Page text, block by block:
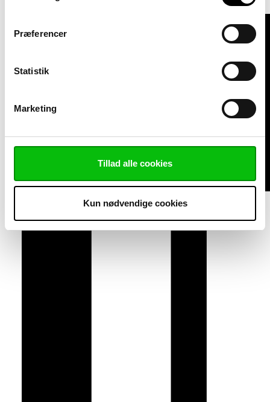
Præferencer
Statistik
Marketing
Tillad alle cookies
Kun nødvendige cookies